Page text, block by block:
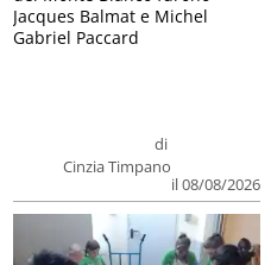
di
Cinzia Timpano
il 08/08/2026
Jacques Balmat e Michel
Gabriel Paccard